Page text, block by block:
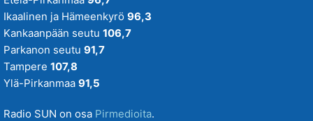
Ikaalinen ja Hämeenkyrö 96,3
Kankaanpään seutu 106,7
Parkanon seutu 91,7
Tampere 107,8
Ylä-Pirkanmaa 91,5
Radio SUN on osa Pirmedioita.